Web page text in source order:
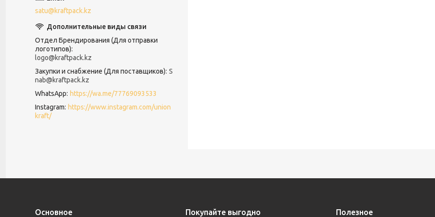
satu@kraftpack.kz
Отдел Брендирования (Для отправки
логотипов)
logo@kraftpack.kz
Закупки и снабжение (Для поставщиков) S
nab@kraftpack.kz
WhatsApp
https://wa.me/77769093533
Instagram
https://www.instagram.com/union
kraft/
Основное Покупайте выгодно Полезное